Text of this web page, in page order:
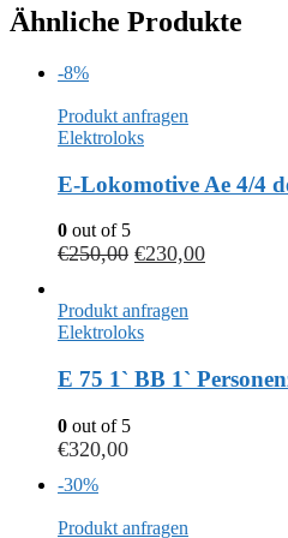
Ähnliche Produkte
-8%
Produkt anfragen
Elektroloks
E-Lokomotive Ae 4/4
0 out of 5
€250,00 €230,00
Produkt anfragen
Elektroloks
E 75 1` BB 1`
0 out of 5
€320,00
-30%
Produkt anfragen